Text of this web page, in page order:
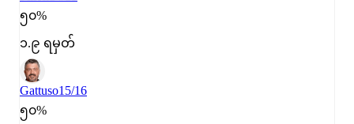
၅၀%
၁.၉ ရမှတ်
Gattuso15/16
၅၀%